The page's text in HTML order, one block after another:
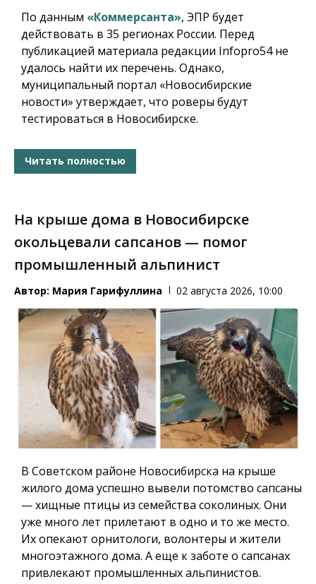
По данным «Коммерсанта», ЭПР будет
действовать в 35 регионах России. Перед
публикацией материала редакции Infopro54 не
удалось найти их перечень. Однако,
муниципальный портал «Новосибирские
новости» утверждает, что роверы будут
тестироваться в Новосибирске.
Читать полностью
На крыше дома в Новосибирске
окольцевали сапсанов — помог
промышленный альпинист
Автор: Мария Гарифуллина 02 августа 2026, 10:00
В Советском районе Новосибирска на крыше
жилого дома успешно вывели потомство сапсаны
— хищные птицы из семейства соколиных. Они
уже много лет прилетают в одно и то же место.
Их опекают орнитологи, волонтеры и жители
многоэтажного дома. А еще к заботе о сапсанах
привлекают промышленных альпинистов.